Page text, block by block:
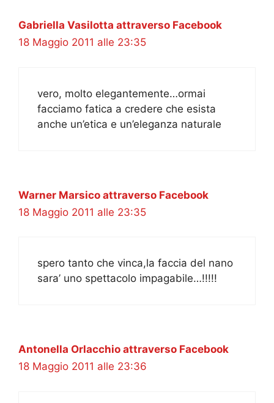
Gabriella Vasilotta attraverso Facebook
18 Maggio 2011 alle 23:35
vero, molto elegantemente…ormai
facciamo fatica a credere che esista
anche un’etica e un’eleganza naturale
Warner Marsico attraverso Facebook
18 Maggio 2011 alle 23:35
spero tanto che vinca,la faccia del nano
sara’ uno spettacolo impagabile…!!!!!
Antonella Orlacchio attraverso Facebook
18 Maggio 2011 alle 23:36